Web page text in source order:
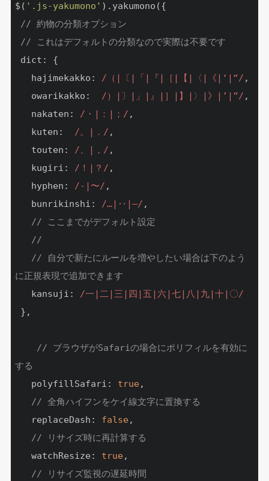
$( '.js-yakumono' ).yakumono({
// 約物の分類オプション
// これはデフォルトの分類なので実際は不要です
   hajimekakko:
/（|〔|「|『|［|【|〈|《|‘|“/ ,
   owarikakko:
/）|〕|」|』|］|】|〉|》|’|”/ ,
   nakaten:
/・|：|；/ ,
   kuten:
/。|．/ ,
   touten:
/、|，/ ,
   kugiri:
/！|？/ ,
   hyphen:
/‐|〜/ ,
   bunrikinshi:
/…|‥|—/ ,
// ここまでがデフォルト設定
//
// 自分で新たにルールを増やしたい場合は下のよう
に正規表現で追加できます
   kansuji:
/一|二|三|四|五|六|七|八|九|十|〇/
// ブラウザがSafariの場合にポリフィルを有効に
する
   polyfillSafari:
true,
// 全角ハイフンをケイ線文字に置換する
   replaceDash:
false,
// リサイズ時に再計算する
   watchResize:
true,
// リサイズ監視の遅延時間